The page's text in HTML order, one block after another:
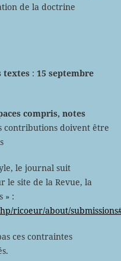
de la doctrine
textes : 15 septembre
compris, notes
contributions doivent être
le journal suit
le site de la Revue, la
» :
ricoeur/about/
ces contraintes